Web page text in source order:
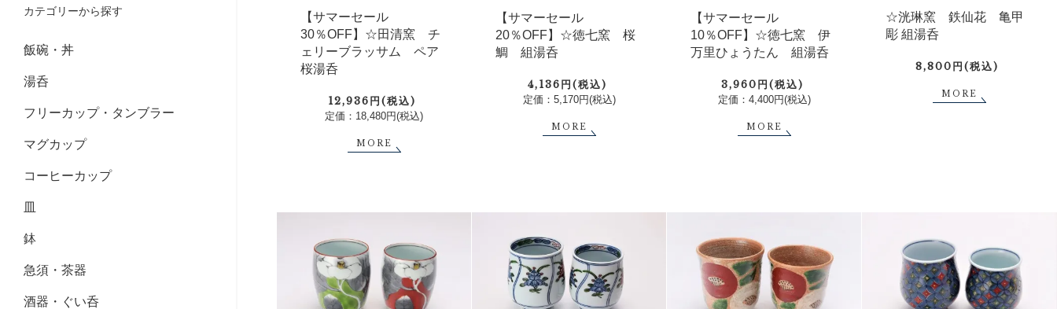
【サマーセール
30％OFF】☆田清窯 チ
ェリーブラッサム ペア
桜湯呑
12,936円(税込)
定価：18,480円(税込)
MORE
【サマーセール
20％OFF】☆徳七窯 桜
鯛 組湯呑
4,136円(税込)
定価：5,170円(税込)
MORE
【サマーセール
10％OFF】☆徳七窯 伊
万里ひょうたん 組湯呑
3,960円(税込)
定価：4,400円(税込)
MORE
☆洸琳窯 鉄仙花 亀甲
彫 組湯呑
8,800円(税込)
MORE
カテゴリーから探す
飯碗・丼
湯呑
フリーカップ・タンブラー
マグカップ
コーヒーカップ
皿
鉢
急須・茶器
酒器・ぐい呑